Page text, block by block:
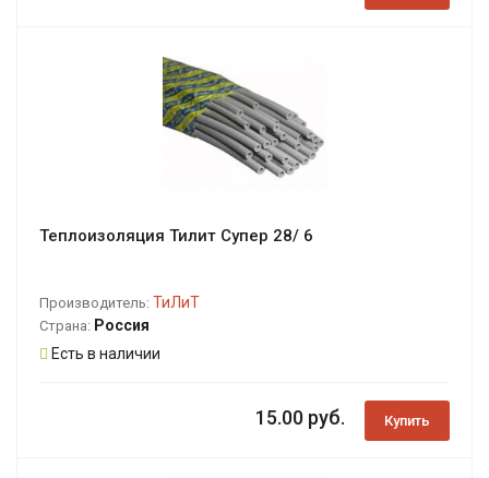
Теплоизоляция Тилит Супер 28/ 6
Производитель: ТиЛиТ
Страна: Россия
Есть в наличии
15.00 руб. Купить